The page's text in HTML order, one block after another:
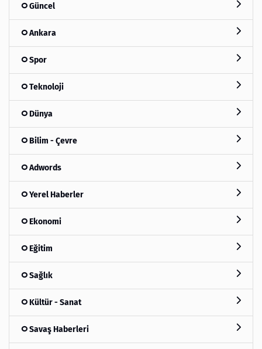
Güncel
Ankara
Spor
Teknoloji
Dünya
Bilim - Çevre
Adwords
Yerel Haberler
Ekonomi
Eğitim
Sağlık
Kültür - Sanat
Savaş Haberleri